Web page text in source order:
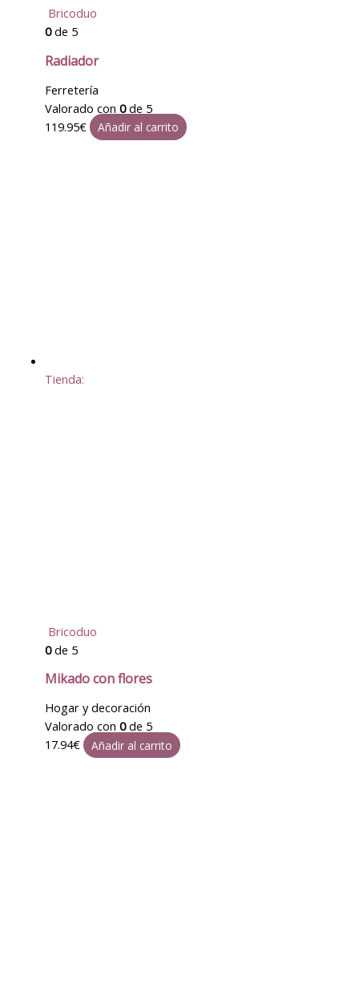
Bricoduo
0de 5
Radiador
Ferretería
Valorado con 0de 5
119.95€ Añadir al carrito
Tienda:
Bricoduo
0de 5
Mikado con flores
Hogar y decoración
Valorado con 0de 5
17.94€ Añadir al carrito